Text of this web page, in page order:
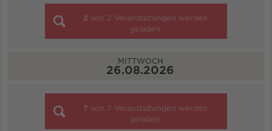
2 von 2 Veranstaltungen werden
geladen
MITTWOCH
26.08.2026
7 von 7 Veranstaltungen werden
geladen